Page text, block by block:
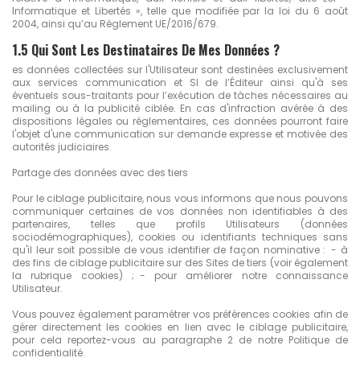
Informatique et Libertés », telle que modifiée par la loi du 6 août
2004, ainsi qu’au Règlement UE/2016/679.
1.5 Qui Sont Les Destinataires De Mes Données ?
es données collectées sur l'Utilisateur sont destinées exclusivement
aux services communication et SI de l’Éditeur ainsi qu'à ses
éventuels sous-traitants pour l’exécution de tâches nécessaires au
mailing ou à la publicité ciblée. En cas d'infraction avérée à des
dispositions légales ou réglementaires, ces données pourront faire
l'objet d'une communication sur demande expresse et motivée des
autorités judiciaires.
Partage des données avec des tiers
Pour le ciblage publicitaire, nous vous informons que nous pouvons
communiquer certaines de vos données non identifiables à des
partenaires, telles que profils Utilisateurs (données
sociodémographiques), cookies ou identifiants techniques sans
qu'il leur soit possible de vous identifier de façon nominative : - à
des fins de ciblage publicitaire sur des Sites de tiers (voir également
la rubrique cookies) ; - pour améliorer notre connaissance
Utilisateur.
Vous pouvez également paramétrer vos préférences cookies afin de
gérer directement les cookies en lien avec le ciblage publicitaire,
pour cela reportez-vous au paragraphe 2 de notre Politique de
confidentialité.